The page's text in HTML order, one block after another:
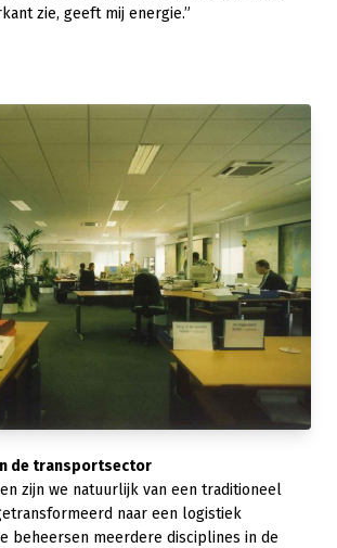
zie, geeft mij energie.”
de transportsector
zijn we natuurlijk van een traditioneel
naar een logistiek
beheersen meerdere disciplines in de